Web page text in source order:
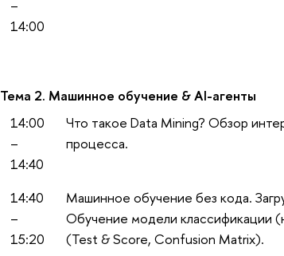
–
14:00
Тема 2. Машинное обучение & AI-агенты
14:00
–
14:40
Что такое Data Mining? Обзор
процесса.
14:40
–
15:20
Машинное обучение без кода.
Обучение модели классификации
(Test & Score, Confusion Matrix).